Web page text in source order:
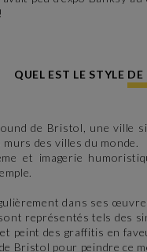
QUEL EST LE STYLE
de Bristol, une ville
des villes du monde.
et imagerie
dans ses
représentés tels des
peint des graffitis en
Bristol pour peindre ce